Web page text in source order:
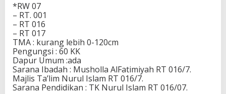
*RW 07
– RT. 001
– RT 016
– RT 017
TMA : kurang lebih 0-120cm
Pengungsi : 60 KK
Dapur Umum :ada
Sarana Ibadah : Musholla AlFatimiyah RT 016/7.
Majlis Ta’lim Nurul Islam RT 016/7.
Sarana Pendidikan : TK Nurul Islam RT 016/07.